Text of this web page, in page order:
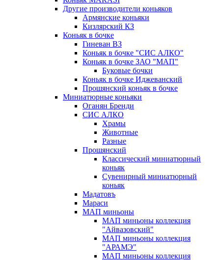
Другие производители коньяков
Армянские коньяки
Кизлярский КЗ
Коньяк в бочке
Гиневан ВЗ
Коньяк в бочке "СИС АЛКО"
Коньяк в бочке ЗАО "МАП"
Буковые бочки
Коньяк в бочке Иджеванский
Прошянский коньяк в бочке
Миниатюрные коньяки
Оганян Бренди
СИС АЛКО
Храмы
Животные
Разные
Прошянский
Классический миниатюрный
коньяк
Сувенирный миниатюрный
коньяк
Мадатовъ
Мараси
МАП миньоны
МАП миньоны коллекция
"Айвазовский"
МАП миньоны коллекция
"АРАМЭ"
МАП миньоны коллекция